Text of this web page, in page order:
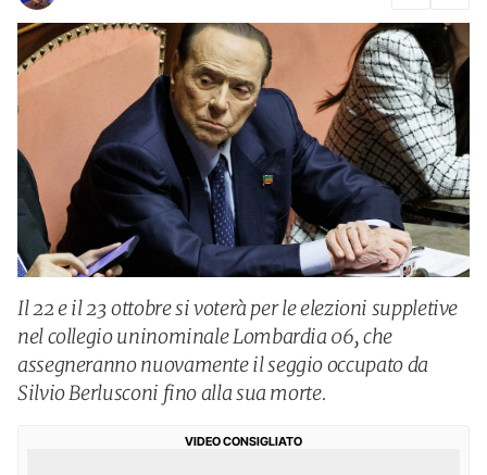
Il 22 e il 23 ottobre si voterà per le elezioni suppletive
nel collegio uninominale Lombardia 06, che
assegneranno nuovamente il seggio occupato da
Silvio Berlusconi fino alla sua morte.
VIDEO CONSIGLIATO